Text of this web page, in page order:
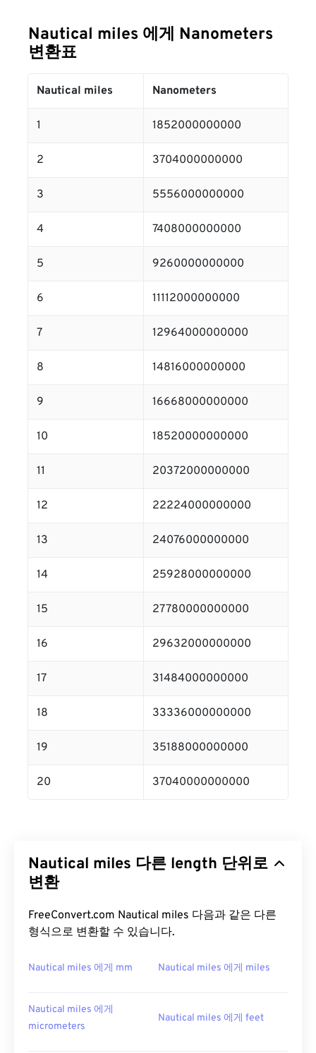
Nautical miles 에게 Nanometers
변환표
Nautical miles Nanometers
1 1852000000000
2 3704000000000
3 5556000000000
4 7408000000000
5 9260000000000
6 11112000000000
7 12964000000000
8 14816000000000
9 16668000000000
10 18520000000000
11 20372000000000
12 22224000000000
13 24076000000000
14 25928000000000
15 27780000000000
16 29632000000000
17 31484000000000
18 33336000000000
19 35188000000000
20 37040000000000
Nautical miles 다른 length 단위로
변환
FreeConvert.com Nautical miles 다음과 같은 다른
형식으로 변환할 수 있습니다.
Nautical miles 에게 mm Nautical miles 에게 miles
Nautical miles 에게
micrometers
Nautical miles 에게 feet